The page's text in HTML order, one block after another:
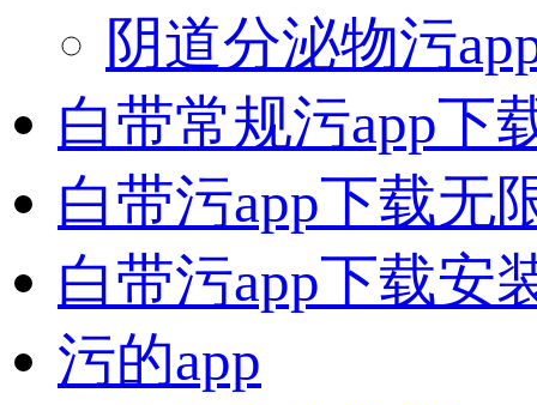
阴道分泌物污
白带常规污app下
白带污app下载无
白带污app下载安
污的app